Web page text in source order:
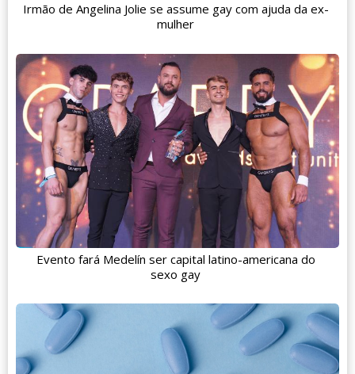
Irmão de Angelina Jolie se assume gay com ajuda da ex-
mulher
Evento fará Medelín ser capital latino-americana do
sexo gay